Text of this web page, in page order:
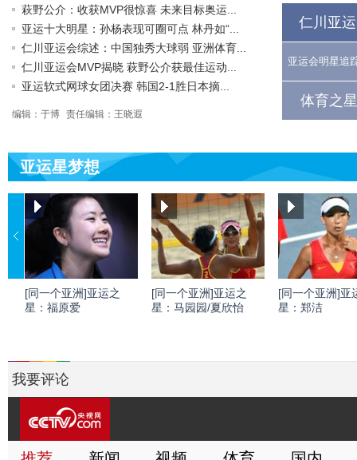
萩野公介：收获MVP很惊喜 未来目标奥运...
亚运十大明星：孙杨表现可圈可点 林丹如“...
仁川亚运会综述：中国独秀大球弱 亚洲体育...
仁川亚运会MVP揭晓 萩野公介获最佳运动...
亚运软式网球女团决赛 韩国2-1胜日本摘...
编辑：于博 责任编辑：王晓遐
仁川亚
亚运会明星追
体育之
亚运星梦想
[同一个亚洲]亚运之
星：福原爱
[同一个亚洲]亚运之
星：马园园/夏欣怡
[同一个亚洲]亚
星：郑洁
我要评论